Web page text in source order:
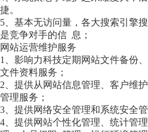
捷。
5、基本无访问量，各大搜索引擎
是竞争对手的信 息；
网站运营维护服务
1、影响力科技定期网站文件备份
文件资料服务；
2、提供从网站信息管理、客户维
管理服务；
3、提供网络安全管理和系统安全
4、提供网站个性化管理、统计管